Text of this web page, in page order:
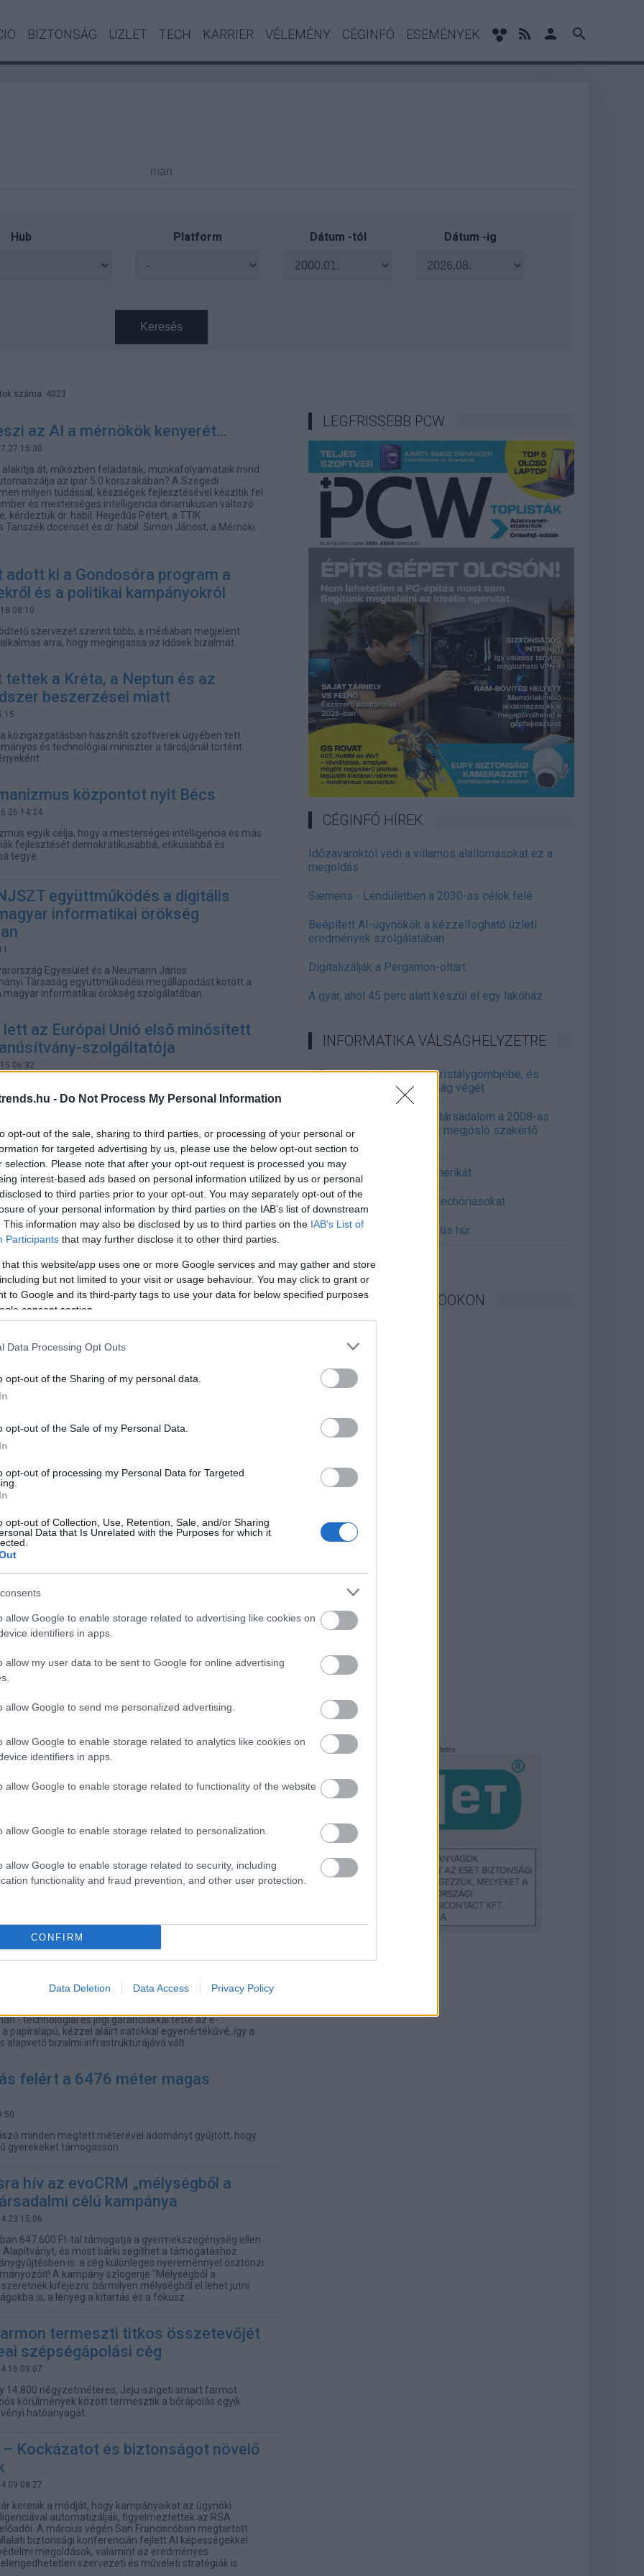
- Do Not Process My Personal Information
opt-out of the sale, sharing to third parties, or processing of your personal or
for targeted advertising by us, please use the below opt-out section to
selection. Please note that after your opt-out request is processed you may
interest-based ads based on personal information utilized by us or personal
to third parties prior to your opt-out. You may separately opt-out of the
of your personal information by third parties on the IAB’s list of downstream
This information may also be disclosed by us to third parties on the IAB’s List of
Participants that may further disclose it to other third parties.
that this website/app uses one or more Google services and may gather and store
but not limited to your visit or usage behaviour. You may click to grant or
to Google and its third-party tags to use your data for below specified purposes
consent section.
Data Processing Opt Outs
opt-out of the Sharing of my personal data.
opt-out of the Sale of my Personal Data.
opt-out of processing my Personal Data for Targeted
opt-out of Collection, Use, Retention, Sale, and/or Sharing
Data that Is Unrelated with the Purposes for which it
allow Google to enable storage related to advertising like cookies on
identifiers in apps.
allow my user data to be sent to Google for online advertising
allow Google to send me personalized advertising.
allow Google to enable storage related to analytics like cookies on
identifiers in apps.
allow Google to enable storage related to functionality of the website
allow Google to enable storage related to personalization.
allow Google to enable storage related to security, including
functionality and fraud prevention, and other user protection.
CONFIRM
Data Deletion Data Access Privacy Policy
BIZTONSÁG ÜZLET TECH KARRIER VÉLEMÉNY CÉGINFÓ ESEMÉNYEK
Hub Platform Dátum -tól Dátum -ig
Keresés
száma: 4023
az AI a mérnökök kenyerét...
15:30
alakítja át, miközben feladataik, munkafolyamataik mind
az ipar 5.0 korszakában? A Szegedi
milyen tudással, készségek fejlesztésével készítik fel
és mesterséges intelligencia dinamikusan változó
kérdeztük dr. habil. Hegedűs Pétert, a TTIK
docensét és dr. habil. Simon Jánost, a Mérnöki
adott ki a Gondosóra program a
és a politikai kampányokról
08:10
szervezet szerint több, a médiában megjelent
arra, hogy megingassa az idősek bizalmát.
tettek a Kréta, a Neptun és az
beszerzései miatt
közigazgatásban használt szoftverek ügyében tett
és technológiai miniszter a tárcájánál történt
központot nyit Bécs
14:24
egyik célja, hogy a mesterséges intelligencia és más
fejlesztését demokratikusabbá, etikusabbá és
tegye.
együttműködés a digitális
informatikai örökség
Egyesület és a Neumann János
Társaság együttműködési megállapodást kötött a
magyar informatikai örökség szolgálatában.
az Európai Unió első minősített
szolgáltatója
06:32
a digitális ügyintézés eddig azért akadt el vagy lassult le,
a célegyenesben: felkészült a piac a
vizsgájára?
09:29
közeledtével egyre sürgetőbb kérdés, hogy az érintett
lesznek-e teljesíteni a NIS2 által előírt első kiberbiztonsági
és Technológiai Minisztérium kezdeményezésére
fontos változások is hatályba lépnek többek között az
ami új helyzetet teremt ezen a piacon. A jelenlegi
problémákról és a szabályozás jövőjéről Zala
szakértőt kérdeztük.
után felpöröghet a
hozhat a kormányváltás, de a cégfelvásárlások
tudatos átvilágítás.
használatáról az olasz ex-
a pár éve már DigitalWorld néven futó olasz
hogyan használ mesterséges intelligenciát az
húzza meg a határokat.
AI gazdasági értékteremtése a
teheti ki hazánkban 2030-ig
elemzése szerint Magyarország gazdasága
épülő gazdasági fejlődés lehet sikeres, és ebben a
(AI) támaszkodva jelentős eredmények
stratégia akár a GDP 6-7%-ának megfelelő
fókuszáló tanulmánya azonosítja azokat a
AI a növekedés motorjává válhat.
dolgozó kap AI-hozzáférést
programja megmutatja, hogyan lehet a
egyetlen ügyfélként kezelni - és ezzel nemcsak
Kar – A teheneknek nincs
a tejgazdaság, hanem maga az állatállomány és a
is sokat nyer. Dr. habil. Mikó Edit dékán asszonyt az
dokumentumok kora: hogyan vált
- technológiai és jogi garanciákkal tette az e-
papíralapú, kézzel aláírt iratokkal egyenértékűvé, így a
alapvető bizalmi infrastruktúrájává vált.
felért a 6476 méter magas
minden megtett méterével adományt gyűjtött, hogy
gyerekeket támogasson.
hív az evoCRM „mélységből a
célú kampánya
15:06
647.600 Ft-tal támogatja a gyermekszegénység ellen
Alapítványt, és most bárki segíthet a támogatáshoz
is: a cég különleges nyereménnyel ösztönzi
A kampány szlogenje "Mélységből a
kifejezni: bármilyen mélységből el lehet jutni
is, a lényeg a kitartás és a fókusz.
termeszti titkos összetevőjét
szépségápolási cég
09:07
14.800 négyzetméteres, Jeju-szigeti smart farmot
körülmények között termesztik a bőrápolás egyik
hatóanyagát.
– Kockázatot és biztonságot növelő
08:27
keresik a módját, hogy kampányaikat az ügynöki
automatizálják, figyelmeztettek az RSA
A március végén San Franciscóban megtartott
biztonsági konferencián fejlett AI képességekkel
megoldások, valamint az eredményes
szervezeti és műveleti stratégiák is
LEGFRISSEBB PCW
CÉGINFÓ HÍREK
Időzavaroktól védi a villamos alállomásokat ez a
megoldás
Siemens - Lendületben a 2030-as célok felé
Beépített AI-ügynökök a kézzelfogható üzleti
eredmények szolgálatában
Digitalizálják a Pergamon-oltárt
A gyár, ahol 45 perc alatt készül el egy lakóház
INFORMATIKA VÁLSÁGHELYZETRE
A Samsung belenézett a kristálygömbjébe, és
megjósolta a memóriaválság végét
Hamarosan összeomlik a társadalom a 2008-as
válságot és a világjárványt megjósló szakértő
szerint
Irán mémekkel támadja Amerikát
Irán célkeresztbe vette a techóriásokat
Ismét feszül a hidegháborús húr
KÖVESSEN FACEBOOKON
Hirdetés